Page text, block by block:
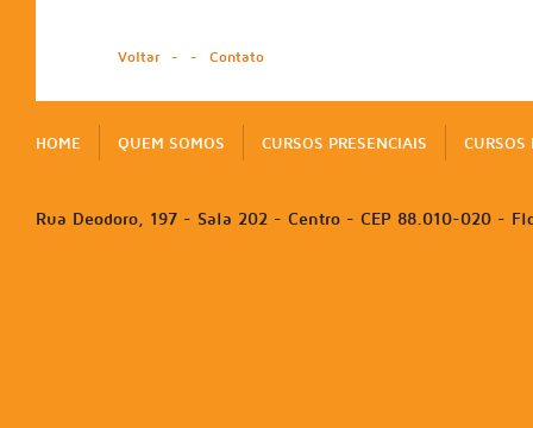
Voltar - - Contato
HOME QUEM SOMOS CURSOS PRESENCIAIS CURSOS
Rua Deodoro, 197 - Sala 202 - Centro - CEP 88.010-020 -